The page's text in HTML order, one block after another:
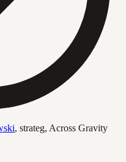
, strateg, Across Gravity